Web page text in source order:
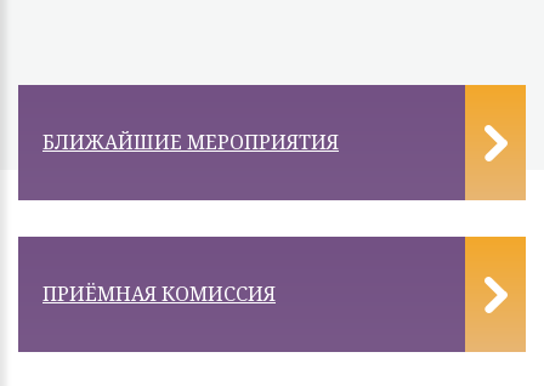
БЛИЖАЙШИЕ МЕРОПРИЯТИЯ
ПРИЁМНАЯ КОМИССИЯ